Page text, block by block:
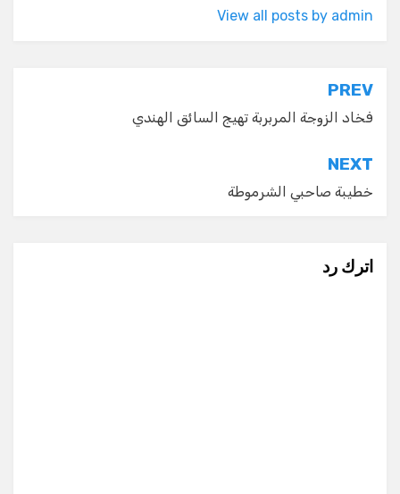
View all posts by admin
تصفّح
المقالات
PREV
فخاد الزوجة المربربة تهيج السائق الهندي
NEXT
خطيبة صاحبي الشرموطة
اترك رد